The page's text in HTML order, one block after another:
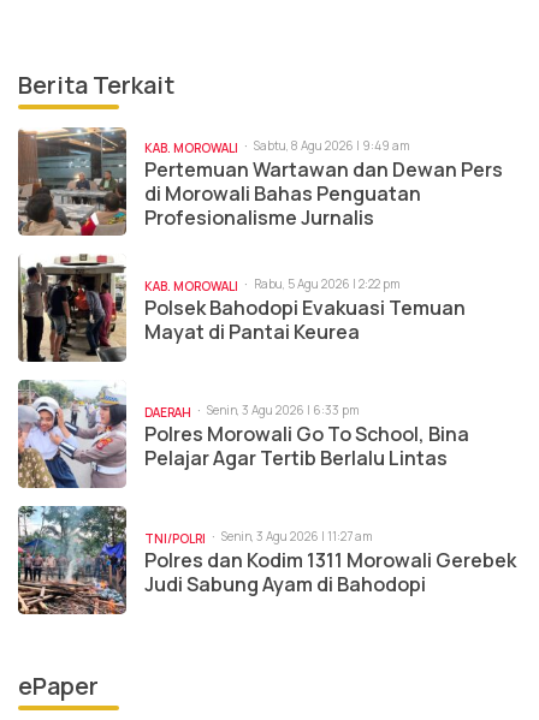
Berita Terkait
KAB. MOROWALI Sabtu, 8 Agu 2026 | 9:49 am
Pertemuan Wartawan dan Dewan Pers
di Morowali Bahas Penguatan
Profesionalisme Jurnalis
KAB. MOROWALI Rabu, 5 Agu 2026 | 2:22 pm
Polsek Bahodopi Evakuasi Temuan
Mayat di Pantai Keurea
DAERAH Senin, 3 Agu 2026 | 6:33 pm
Polres Morowali Go To School, Bina
Pelajar Agar Tertib Berlalu Lintas
TNI/POLRI Senin, 3 Agu 2026 | 11:27 am
Polres dan Kodim 1311 Morowali Gerebek
Judi Sabung Ayam di Bahodopi
ePaper